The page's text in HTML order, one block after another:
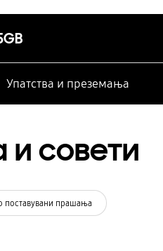
Упатства и преземања
и совети
поставувани прашања